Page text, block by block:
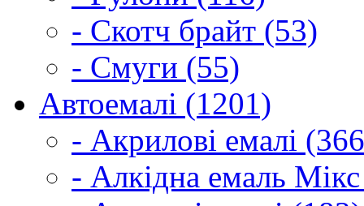
- Скотч брайт (53)
- Смуги (55)
Автоемалі (1201)
- Акрилові емалі
- Алкідна емаль